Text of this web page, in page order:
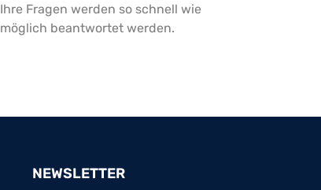
Ihre Fragen werden so schnell wie
möglich beantwortet werden.
NEWSLETTER